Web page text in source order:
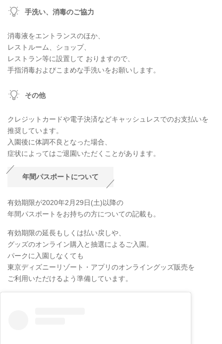
手洗い、消毒のご協力
消毒液をエントランスのほか、
レストルーム、ショップ、
レストラン等に設置して おりますので、
手指消毒およびこまめな手洗いをお願いします。
その他
クレジットカードや電子決済などキャッシュレスでのお支払いを
推奨しています。
入園後に体調不良となった場合、
症状によってはご退園いただくことがあります。
年間パスポートについて
有効期限が2020年2月29日(土)以降の
年間パスポートをお持ちの方についての記載も。
有効期限の延長もしくは払い戻しや、
グッズのオンライン購入と抽選によるご入園。
パークに入園しなくても
東京ディズニーリゾート・アプリのオンライングッズ販売を
ご利用いただけるよう準備しています。